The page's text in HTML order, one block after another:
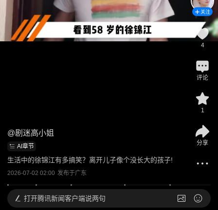
@剧迷高小姐
AI章节
生活中的徐锦江有多搞笑？离开儿子像个没长大的孩子!
2026-07-02 02:00 发布于广东
关注
4
评论
1
分享
打开腾讯新闻客户端说两句